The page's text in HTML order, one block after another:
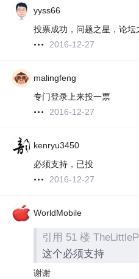
yyss66
投票成功，问题之星，论坛
2016-12-27
malingfeng
专门登录上来投一票
2016-12-27
kenryu3450
必须支持，已投
2016-12-27
WorldMobile
引用 51 楼
这个必须支持
谢谢